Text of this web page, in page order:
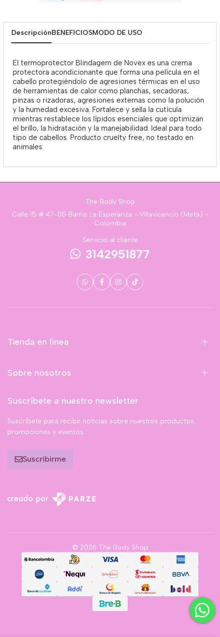
DescripciónBENEFICIOSMODO DE USO
El termoprotector Blindagem de Novex es una crema
protectora acondicionante que forma una película en el
cabello protegiéndolo de agresiones térmicas en el uso
de herramientas de calor como planchas, secadoras,
pinzas o rizadoras, agresiones externas como la polución
y la humedad excesiva. Fortalece y sella la cutícula
mientras restablece los lípidos esenciales que optimizan
el brillo, la hidratación y la manejabilidad. Ideal para todo
tipo de cabellos. Producto cruelty free, no testado en
animales.
The Body Shop
Calle 15 # 47-05 Barrio La Esperanza - Villavicencio (Meta) -
Colombia
Servicio al cliente
3142951877
Tienda en línea
Sobre nosotros
Suscríbete a nuestro newsletter
Suscríbete para recibir noticias sobre nuestros productos,
promociones y eventos.
Suscribirme
© 2026 The Body Shop